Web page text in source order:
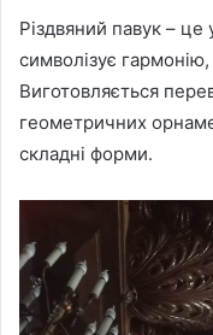
Різдвяний павук – це
символізує
Виготовляється
геометричних
складні форми.